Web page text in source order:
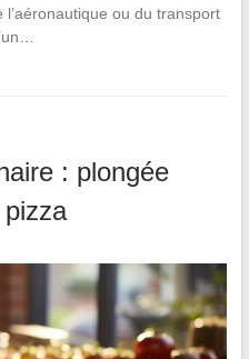
l’aéronautique ou du transport
: plongée
pizza